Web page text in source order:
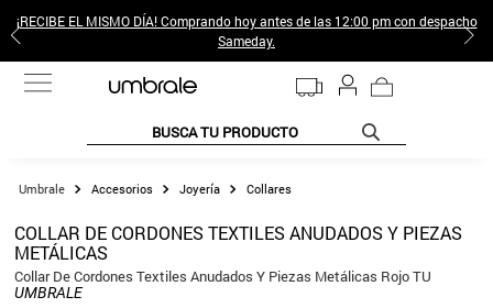
¡RECIBE EL MISMO DÍA! Comprando hoy antes de las 12:00 pm con despacho
Sameday.
BUSCA TU PRODUCTO
Accesorios Joyería Collares
COLLAR DE CORDONES TEXTILES ANUDADOS Y PIEZAS
METÁLICAS
Collar De Cordones Textiles Anudados Y Piezas Metálicas Rojo TU
UMBRALE
TÉRMINOS MÁS BUSCADOS
2.
poleras mujer
3.